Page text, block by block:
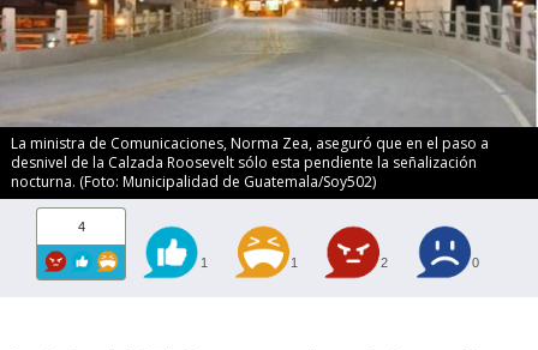
La ministra de Comunicaciones, Norma Zea, aseguró que en el paso a
desnivel de la Calzada Roosevelt sólo esta pendiente la señalización
nocturna. (Foto: Municipalidad de Guatemala/Soy502)
4
1 1 2 0